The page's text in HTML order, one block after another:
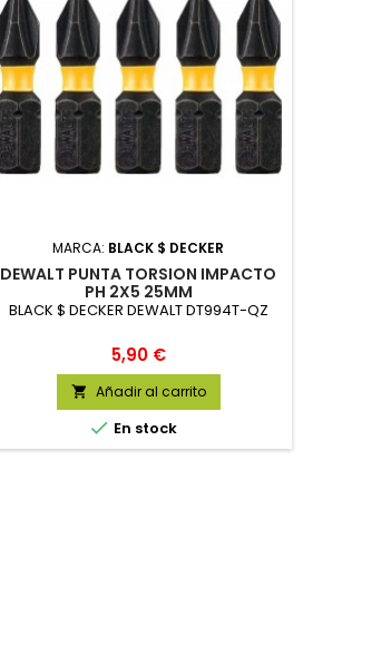
MARCA: BLACK $ DECKER
DEWALT PUNTA TORSION IMPACTO
PH 2X5 25MM
BLACK $ DECKER DEWALT DT994T-QZ
Precio
5,90 €
 Añadir al carrito
 En stock